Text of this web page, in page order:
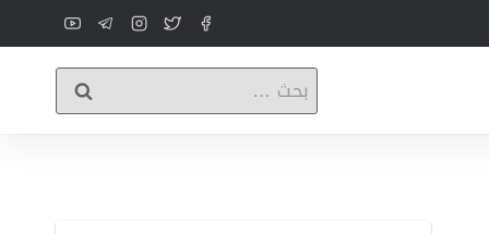
البحث
عن: